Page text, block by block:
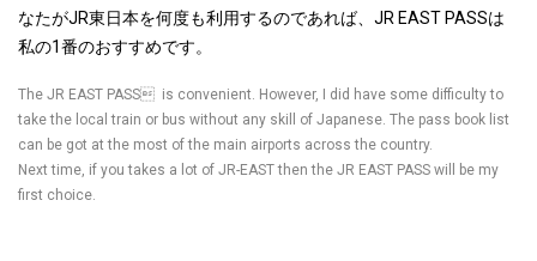
なたがJR東日本を何度も利用するのであれば、 JR EAST PASSは
私の1番のおすすめです。
The JR EAST PASS is convenient. However, I did have some difficulty to
take the local train or bus without any skill of Japanese. The pass book list
can be got at the most of the main airports across the country.
Next time, if you takes a lot of JR-EAST then the JR EAST PASS will be my
first choice.